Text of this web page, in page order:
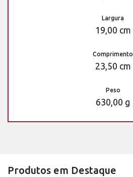
Largura
19,00 cm
Comprimento
23,50 cm
Peso
630,00 g
Produtos em Destaque